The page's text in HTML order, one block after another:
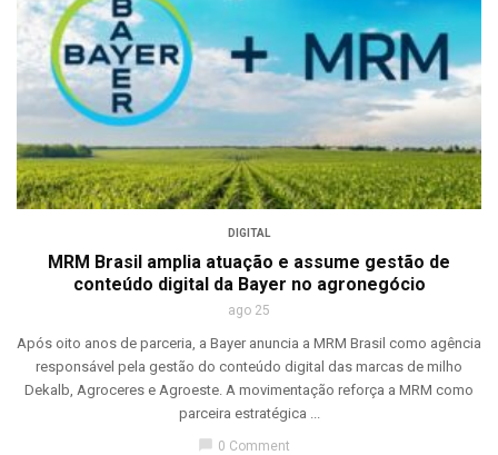
DIGITAL
MRM Brasil amplia atuação e assume gestão de
conteúdo digital da Bayer no agronegócio
ago 25
Após oito anos de parceria, a Bayer anuncia a MRM Brasil como agência
responsável pela gestão do conteúdo digital das marcas de milho
Dekalb, Agroceres e Agroeste. A movimentação reforça a MRM como
parceira estratégica ...
0 Comment